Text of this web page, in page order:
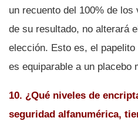
un recuento del 100% de
de su resultado, no alterará
elección. Esto es, el
es equiparable a un placebo
10. ¿Qué niveles de
seguridad alfanumérica,